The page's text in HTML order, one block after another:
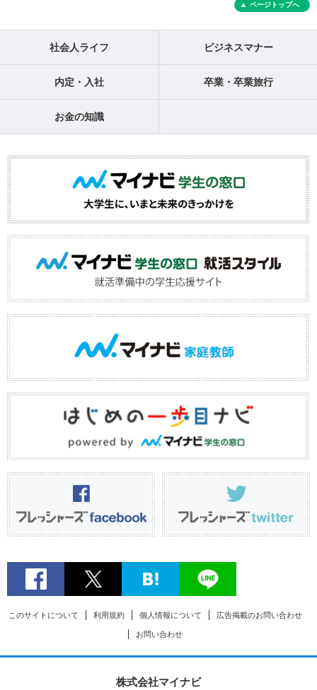
ページトップへ
社会人ライフ ビジネスマナー
内定・入社 卒業・卒業旅行
お金の知識
このサイトについて 利用規約 個人情報について 広告掲載のお問い合わせ
お問い合わせ
株式会社マイナビ